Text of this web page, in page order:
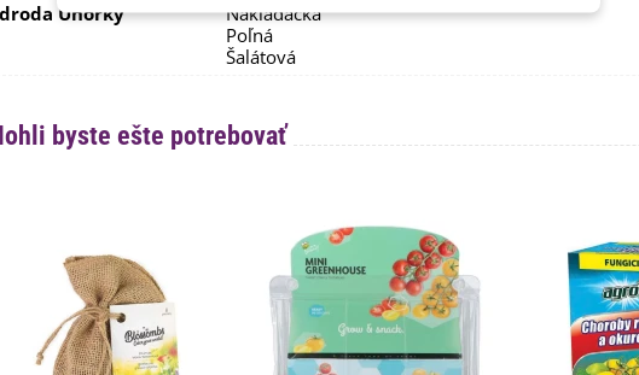
Uhorky
Nakladačka
Poľná
Šalátová
byste ešte potrebovať